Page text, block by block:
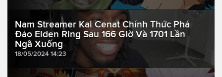
Nam Streamer Kai Cenat Chính Thức Phá
Đảo Elden Ring Sau 166 Giờ Và 1701 Lần
Ngã Xuống
18/05/2024 14:23